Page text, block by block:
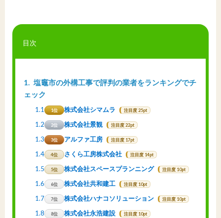
目次
1
塩竈市の外構工事で評判の業者をランキングでチ
ェック
1.1 1位 株式会社シマムラ 注目度 25pt
1.2 2位 株式会社景観 注目度 22pt
1.3 3位 アルファ工房 注目度 17pt
1.4 4位 さくら工房株式会社 注目度 14pt
1.5 5位 株式会社スペースプランニング 注目度 10pt
1.6 6位 株式会社共和建工 注目度 10pt
1.7 7位 株式会社ハナコソリューション 注目度 10pt
1.8 8位 株式会社永浩建設 注目度 10pt